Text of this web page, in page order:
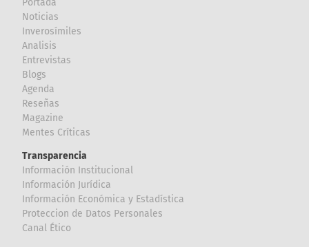
Portada
Noticias
Inverosímiles
Analisis
Entrevistas
Blogs
Agenda
Reseñas
Magazine
Mentes Críticas
Transparencia
Información Institucional
Información Jurídica
Información Económica y Estadística
Proteccion de Datos Personales
Canal Ético